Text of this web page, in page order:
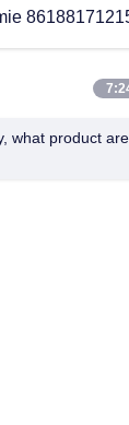
what product